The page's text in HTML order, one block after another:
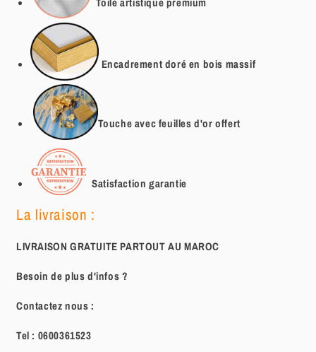
Encadrement doré en bois massif
Touche avec feuilles d'or offert
Satisfaction garantie
La livraison :
LIVRAISON GRATUITE PARTOUT AU MAROC
Besoin de plus d'infos ?
Contactez nous :
Tel : 0600361523